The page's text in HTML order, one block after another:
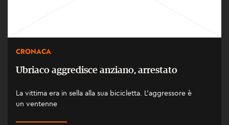
CRONACA
Ubriaco aggredisce anziano, arrestato
La vittima era in sella alla sua bicicletta. L'aggressore è
un ventenne